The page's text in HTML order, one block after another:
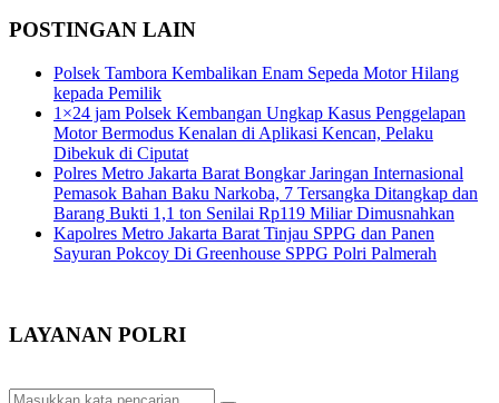
POSTINGAN LAIN
Polsek Tambora Kembalikan Enam Sepeda Motor Hilang
kepada Pemilik
1×24 jam Polsek Kembangan Ungkap Kasus Penggelapan
Motor Bermodus Kenalan di Aplikasi Kencan, Pelaku
Dibekuk di Ciputat
Polres Metro Jakarta Barat Bongkar Jaringan Internasional
Pemasok Bahan Baku Narkoba, 7 Tersangka Ditangkap dan
Barang Bukti 1,1 ton Senilai Rp119 Miliar Dimusnahkan
Kapolres Metro Jakarta Barat Tinjau SPPG dan Panen
Sayuran Pokcoy Di Greenhouse SPPG Polri Palmerah
LAYANAN POLRI